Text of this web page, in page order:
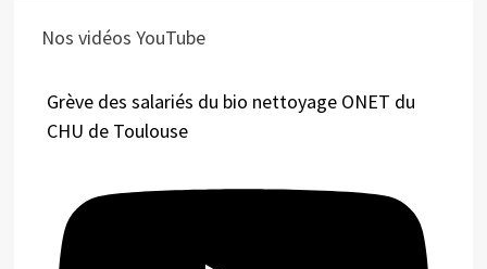
Nos vidéos YouTube
Grève des salariés du bio nettoyage ONET du
CHU de Toulouse